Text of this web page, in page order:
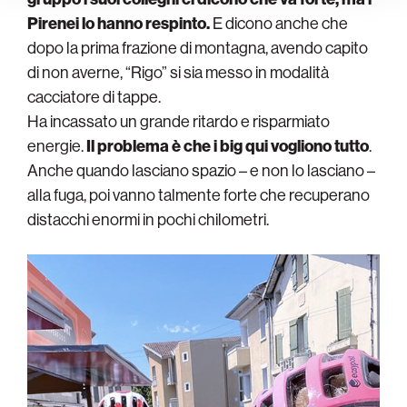
Pirenei lo hanno respinto.E dicono anche che
dopo la prima frazione di montagna, avendo capito
di non averne, “Rigo” si sia messo in modalità
cacciatore di tappe.
Ha incassato un grande ritardo e risparmiato
energie.Il problema è che i big qui vogliono tutto.
Anche quando lasciano spazio – e non lo lasciano –
alla fuga, poi vanno talmente forte che recuperano
distacchi enormi in pochi chilometri.